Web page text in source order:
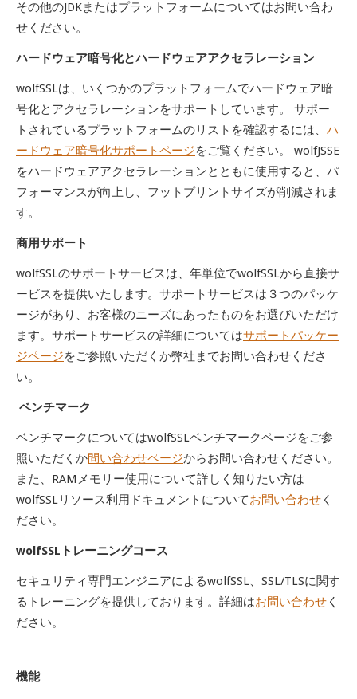
その他のJDKまたはプラットフォームについてはお問い合わ
せください。
ハードウェア暗号化とハードウェアアクセラレーション
wolfSSLは、いくつかのプラットフォームでハードウェア暗
号化とアクセラレーションをサポートしています。 サポー
トされているプラットフォームのリストを確認するには、 ハ
ードウェア暗号化サポートページをご覧ください。 wolfJSSE
をハードウェアアクセラレーションとともに使用すると、パ
フォーマンスが向上し、フットプリントサイズが削減されま
す。
商用サポート
wolfSSLのサポートサービスは、年単位でwolfSSLから直接サ
ービスを提供いたします。サポートサービスは３つのパッケ
ージがあり、お客様のニーズにあったものをお選びいただけ
ます。サポートサービスの詳細についてはサポートパッケー
ジページをご参照いただくか弊社までお問い合わせくださ
い。
ベンチマーク
ベンチマークについてはwolfSSLベンチマークページをご参
照いただくか問い合わせページからお問い合わせください。
また、RAMメモリー使用について詳しく知りたい方は
wolfSSLリソース利用ドキュメントについてお問い合わせ く
ださい。
wolfSSLトレーニングコース
セキュリティ専門エンジニアによるwolfSSL、SSL/TLSに関す
るトレーニングを提供しております。詳細はお問い合わせ く
ださい。
機能